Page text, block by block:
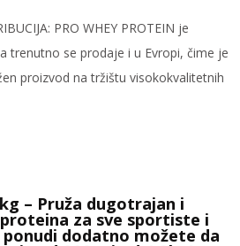
PRO WHEY PROTEIN je
trenutno se prodaje i u Evropi, čime je
proizvod na tržištu visokokvalitetnih
– Pruža dugotrajan i
za sve sportiste i
dodatno možete da